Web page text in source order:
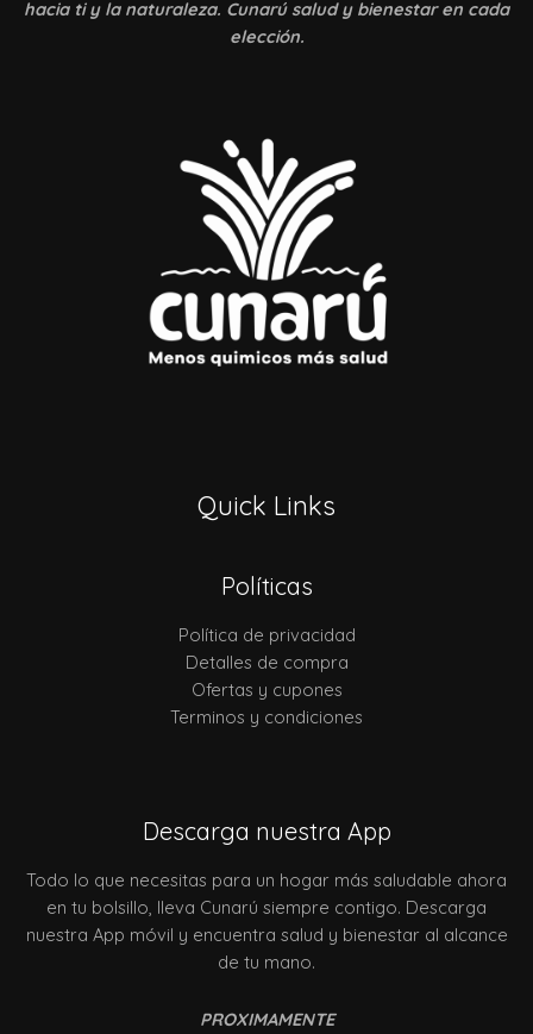
hacia ti y la naturaleza. Cunarú salud y bienestar en cada
elección.
Quick Links
Políticas
Política de privacidad
Detalles de compra
Ofertas y cupones
Terminos y condiciones
Descarga nuestra App
Todo lo que necesitas para un hogar más saludable ahora
en tu bolsillo, lleva Cunarú siempre contigo. Descarga
nuestra App móvil y encuentra salud y bienestar al alcance
de tu mano.
PROXIMAMENTE